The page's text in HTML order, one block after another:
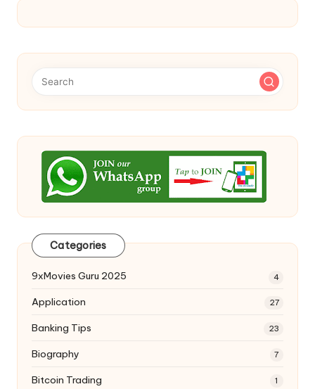
Categories
9xMovies Guru 2025 4
Application 27
Banking Tips 23
Biography 7
Bitcoin Trading 1